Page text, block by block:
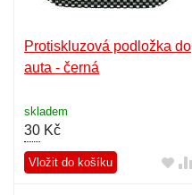
Protiskluzová podložka do
auta - černá
skladem
30 Kč
Vložit do košíku